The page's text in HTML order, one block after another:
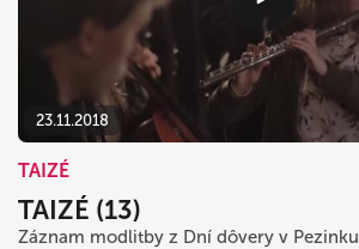
23.11.2018
TAIZÉ
TAIZÉ (13)
Záznam modlitby z Dní dôvery v Pezinku